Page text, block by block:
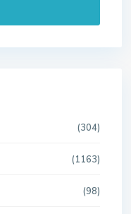
(304)
(1163)
(98)